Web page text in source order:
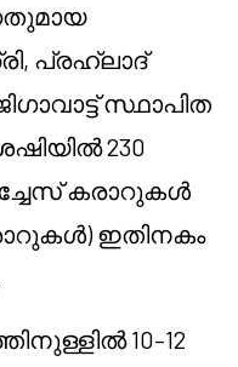
പ്രഹ്ലാദ്
സ്ഥാപിത
230
കരാറുകൾ
ഇതിനകം
10–12